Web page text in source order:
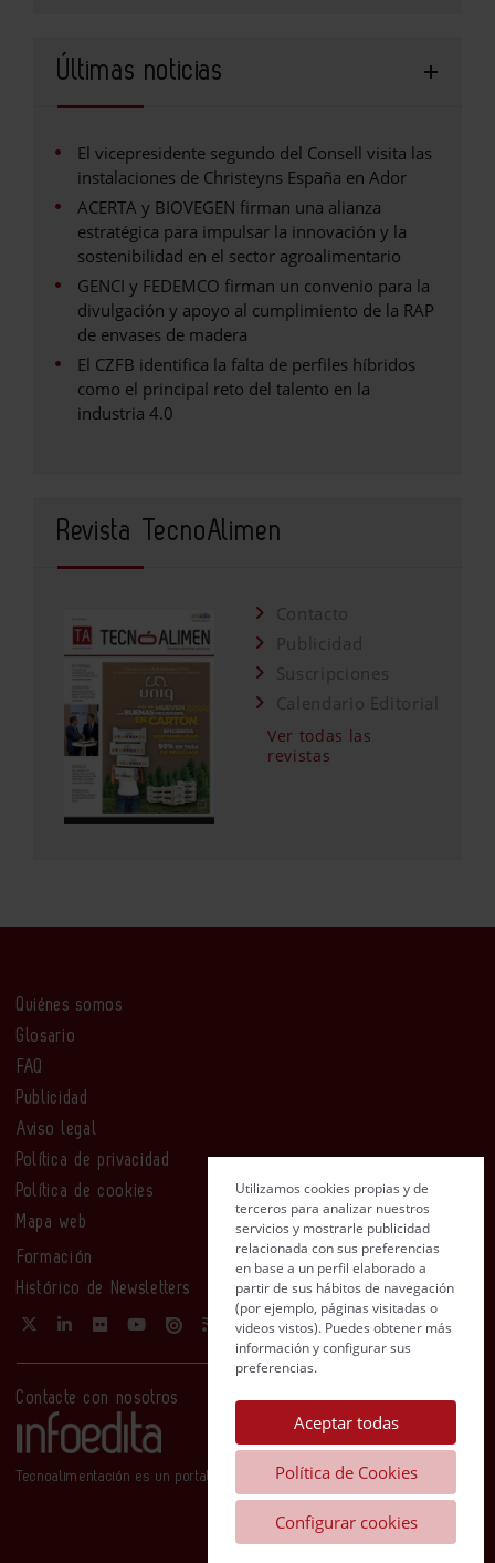
Últimas noticias
El vicepresidente segundo del Consell visita las
instalaciones de Christeyns España en Ador
ACERTA y BIOVEGEN firman una alianza
estratégica para impulsar la innovación y la
sostenibilidad en el sector agroalimentario
GENCI y FEDEMCO firman un convenio para la
divulgación y apoyo al cumplimiento de la RAP
de envases de madera
El CZFB identifica la falta de perfiles híbridos
como el principal reto del talento en la
industria 4.0
Revista TecnoAlimen
Contacto
Publicidad
Suscripciones
Calendario Editorial
Ver todas las
revistas
Quiénes somos
Glosario
FAQ
Publicidad
Aviso legal
Política de privacidad
Política de cookies
Mapa web
Formación
Histórico de Newsletters
Contacte con nosotros
Tecnoalimentación es un portal de Infoedita
Utilizamos cookies propias y de
terceros para analizar nuestros
servicios y mostrarle publicidad
relacionada con sus preferencias
en base a un perfil elaborado a
partir de sus hábitos de navegación
(por ejemplo, páginas visitadas o
videos vistos). Puedes obtener más
información y configurar sus
preferencias.
Aceptar todas
Política de Cookies
Configurar cookies